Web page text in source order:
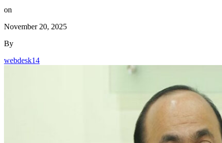
By
webdesk14